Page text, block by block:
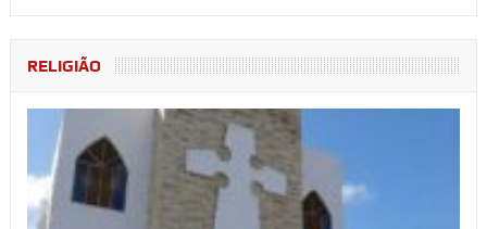
RELIGIÃO